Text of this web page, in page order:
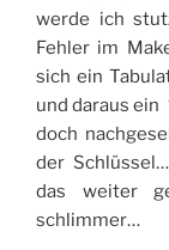
werde ich
Fehler im
sich ein
und daraus ein
doch
der
das weiter
schlimmer…